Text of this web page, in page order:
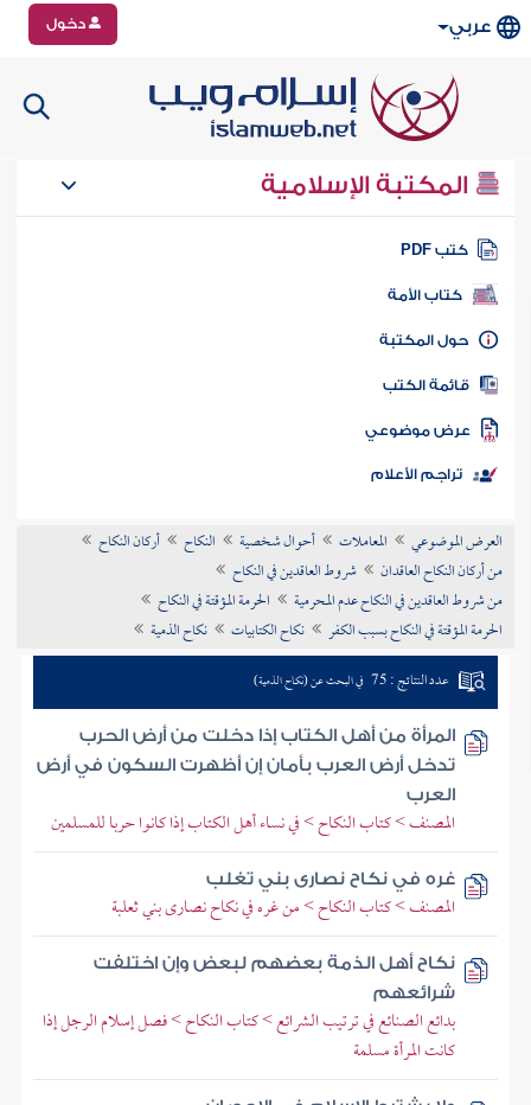
عربي دخول
المكتبة الإسلامية
كتب PDF
كتاب الأمة
المكتبة
الكتب
موضوعي
تراجم الأعلام
العرض الموضوعي المعاملات أحوال شخصية النكاح
أركان النكاح
من أركان النكاح العاقدان
شروط العاقدين في النكاح
من شروط العاقدين في النكاح عدم المحرمية
الحرمة المؤقتة في النكاح
الحرمة المؤقتة في النكاح بسبب الكفر
نكاح الكتابيات نكاح الذمية
عدد النتائج : 75 في البحث عن (نكاح الذمية)
المرأة من أهل الكتاب إذا دخلت من أرض الحرب
تدخل أرض العرب بأمان إن أظهرت السكون في أرض
العرب
المصنف > كتاب النكاح > في نساء أهل الكتاب إذا كانوا حربا للمسلمين
غره في نكاح نصارى بني تغلب
المصنف > كتاب النكاح > من غره في نكاح نصارى بني ثعلبة
نكاح أهل الذمة بعضهم لبعض وإن اختلفت
شرائعهم
بدائع الصنائع في ترتيب الشرائع > كتاب النكاح > فصل إسلام الرجل إذا
كانت المرأة مسلمة